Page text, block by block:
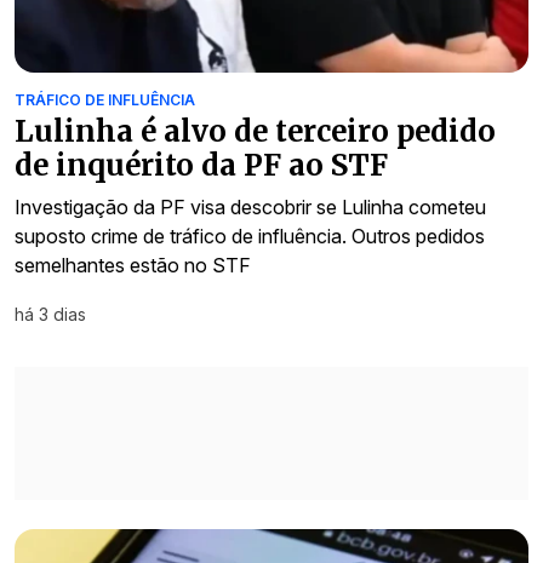
TRÁFICO DE INFLUÊNCIA
Lulinha é alvo de terceiro pedido
de inquérito da PF ao STF
Investigação da PF visa descobrir se Lulinha cometeu
suposto crime de tráfico de influência. Outros pedidos
semelhantes estão no STF
há 3 dias